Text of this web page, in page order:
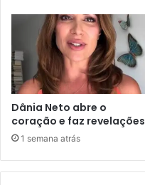
Dânia Neto abre o
coração e faz revelações
1 semana atrás